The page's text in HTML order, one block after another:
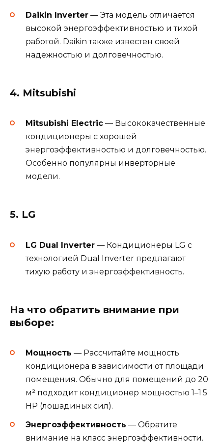
Daikin Inverter — Эта модель отличается
высокой энергоэффективностью и тихой
работой. Daikin также известен своей
надежностью и долговечностью.
4. Mitsubishi
Mitsubishi Electric — Высококачественные
кондиционеры с хорошей
энергоэффективностью и долговечностью.
Особенно популярны инверторные
модели.
5. LG
LG Dual Inverter — Кондиционеры LG с
технологией Dual Inverter предлагают
тихую работу и энергоэффективность.
На что обратить внимание при
выборе:
Мощность — Рассчитайте мощность
кондиционера в зависимости от площади
помещения. Обычно для помещений до 20
м² подходит кондиционер мощностью 1–1.5
HP (лошадиных сил).
Энергоэффективность — Обратите
внимание на класс энергоэффективности.